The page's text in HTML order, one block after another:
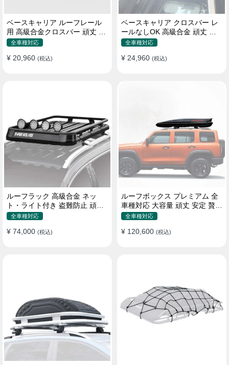
ベースキャリア ルーフレール
用 高級合金クロスバー 頑丈 ロ
ック付き ベースラックセット
全車種対応
¥ 20,960 (税込)
ベースキャリア クロスバー レ
ールなしOK 高級合金 頑丈 ロ
ック付き ベースラックセット
全車種対応
¥ 24,960 (税込)
ルーフラック 高級合金 ネッ
ト・ライト付き 盗難防止 頑丈
安定 分離式 大容量 ベースキャ
全車種対応
¥ 74,000 (税込)
ルーフボックス プレミアム 全
車種対応 大容量 頑丈 安定 贅沢
使い心地 おしゃれ 多色 車用ラ
全車種対応
¥ 120,600 (税込)